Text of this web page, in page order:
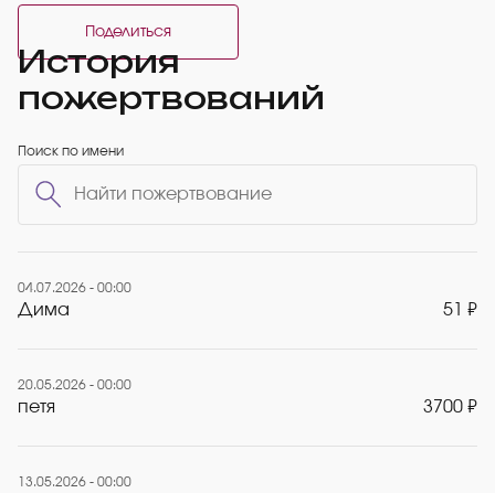
Поделиться
История
пожертвований
Поиск по имени
04.07.2026 - 00:00
Дима 51 ₽
20.05.2026 - 00:00
петя 3700 ₽
13.05.2026 - 00:00